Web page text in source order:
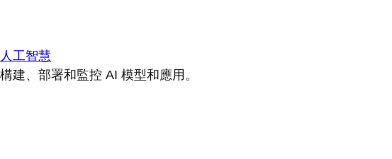
人工智慧
構建、部署和監控 AI 模型和應用。